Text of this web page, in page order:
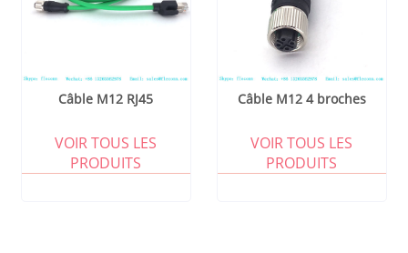
Câble M12 RJ45
VOIR TOUS LES
PRODUITS
Câble M12 4 broches
VOIR TOUS LES
PRODUITS